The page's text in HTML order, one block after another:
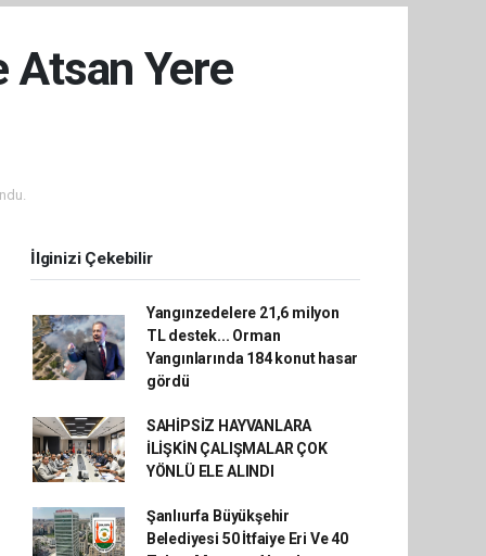
Atsan Yere
İlginizi Çekebilir
Yangınzedelere 21,6 milyon
TL destek... Orman
Yangınlarında 184 konut hasar
gördü
SAHİPSİZ HAYVANLARA
İLİŞKİN ÇALIŞMALAR ÇOK
YÖNLÜ ELE ALINDI
Şanlıurfa Büyükşehir
Belediyesi 50 İtfaiye Eri Ve 40